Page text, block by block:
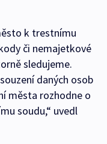
k trestnímu
či nemajetkové
sledujeme.
daných osob
města rozhodne o
soudu,“ uvedl